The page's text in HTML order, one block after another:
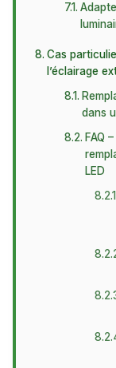
Cas
l’éclairage
dans
FAQ
LED